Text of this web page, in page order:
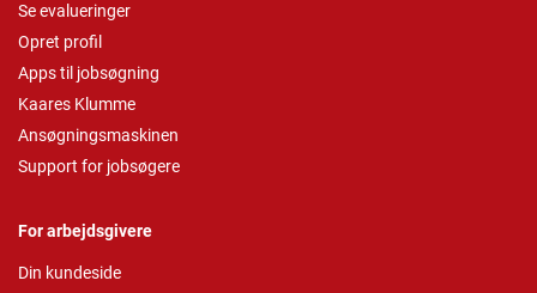
Se evalueringer
Opret profil
Apps til jobsøgning
Kaares Klumme
Ansøgningsmaskinen
Support for jobsøgere
For arbejdsgivere
Din kundeside